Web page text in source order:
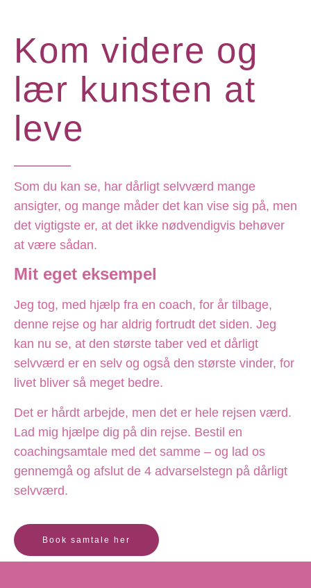
Kom videre og
lær kunsten at
leve
Som du kan se, har dårligt selvværd mange
ansigter, og mange måder det kan vise sig på, men
det vigtigste er, at det ikke nødvendigvis behøver
at være sådan.
Mit eget eksempel
Jeg tog, med hjælp fra en coach, for år tilbage,
denne rejse og har aldrig fortrudt det siden. Jeg
kan nu se, at den største taber ved et dårligt
selvværd er en selv og også den største vinder, for
livet bliver så meget bedre.
Det er hårdt arbejde, men det er hele rejsen værd.
Lad mig hjælpe dig på din rejse. Bestil en
coachingsamtale med det samme – og lad os
gennemgå og afslut de 4 advarselstegn på dårligt
selvværd.
Book samtale her